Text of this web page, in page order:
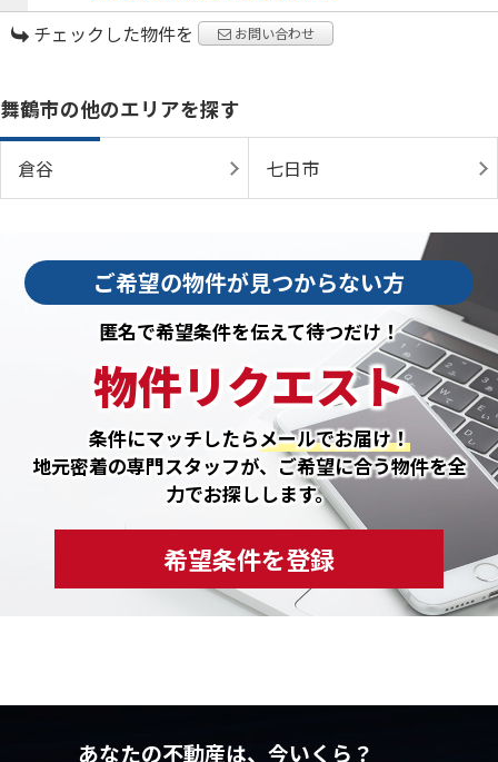
チェックした物件を お問い合わせ
舞鶴市の他のエリアを探す
倉谷 七日市
ご希望の物件が見つからない方
匿名で希望条件を伝えて待つだけ！
物件リクエスト
条件にマッチしたらメールでお届け！
地元密着の専門スタッフが、ご希望に合う物件を全
力でお探しします。
希望条件を登録
あなたの不動産は、今いくら？